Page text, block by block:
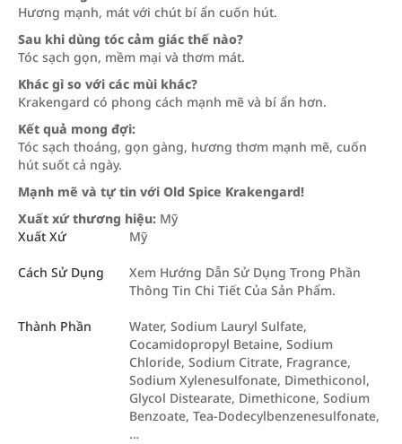
Hương mạnh, mát với chút bí ẩn cuốn hút.
Sau khi dùng tóc cảm giác thế nào?
Tóc sạch gọn, mềm mại và thơm mát.
Khác gì so với các mùi khác?
Krakengard có phong cách mạnh mẽ và bí ẩn hơn.
Kết quả mong đợi:
Tóc sạch thoáng, gọn gàng, hương thơm mạnh mẽ, cuốn
hút suốt cả ngày.
Mạnh mẽ và tự tin với Old Spice Krakengard!
Xuất xứ thương hiệu: Mỹ
Xuất Xứ
Mỹ
Cách Sử Dụng
Xem Hướng Dẫn Sử Dụng Trong Phần
Thông Tin Chi Tiết Của Sản Phẩm.
Thành Phần
Water, Sodium Lauryl Sulfate,
Cocamidopropyl Betaine, Sodium
Chloride, Sodium Citrate, Fragrance,
Sodium Xylenesulfonate, Dimethiconol,
Glycol Distearate, Dimethicone, Sodium
Benzoate, Tea-Dodecylbenzenesulfonate,
…